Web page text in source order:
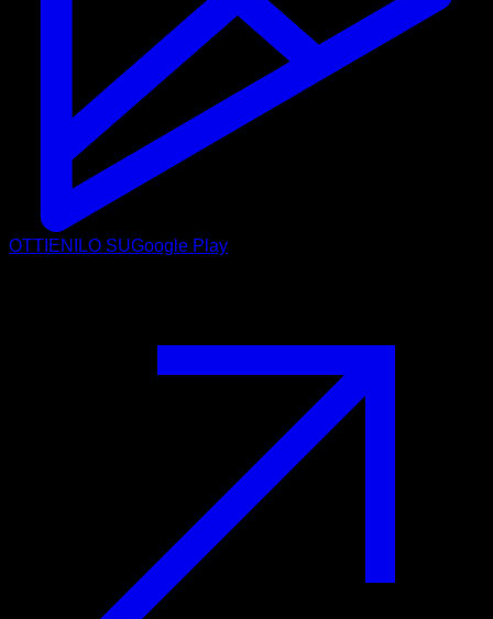
OTTIENILO SUGoogle Play